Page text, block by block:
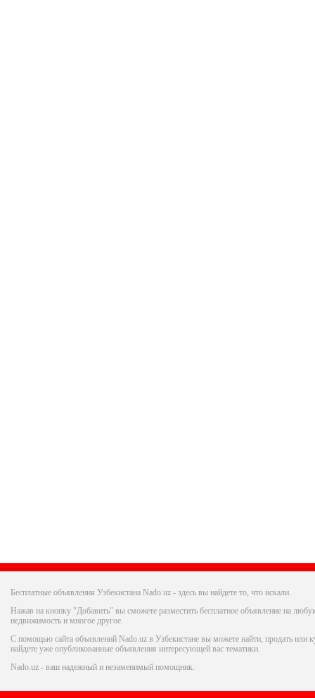
Бесплатные объявления Узбекистана Nado.uz - здесь вы найдете то, что искали.
Нажав на кнопку "Добавить" вы сможете разместить бесплатное объявление на
недвижимость и многое другое.
С помощью сайта объявлений Nado.uz в Узбекистане вы можете найти, продать или
найдете уже опубликованные объявления интересующей вас тематики.
Nado.uz - ваш надежный и незаменимый помощник.